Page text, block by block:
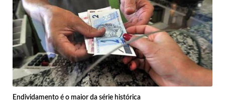
Endividamento é o maior da série histórica